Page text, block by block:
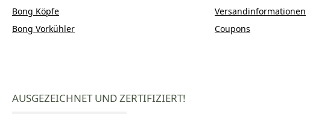
Bong Köpfe
Bong Vorkühler
Versandinformationen
Coupons
AUSGEZEICHNET UND ZERTIFIZIERT!